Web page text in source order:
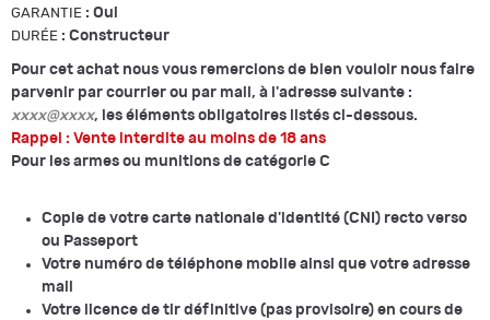
GARANTIE : Oui
DURÉE : Constructeur
Pour cet achat nous vous remercions de bien vouloir nous faire
parvenir par courrier ou par mail, à l'adresse suivante :
xxxx@xxxx, les éléments obligatoires listés ci-dessous.
Rappel : Vente interdite au moins de 18 ans
Pour les armes ou munitions de catégorie C
Copie de votre carte nationale d'identité (CNI) recto verso
ou Passeport
Votre numéro de téléphone mobile ainsi que votre adresse
mail
Votre licence de tir définitive (pas provisoire) en cours de